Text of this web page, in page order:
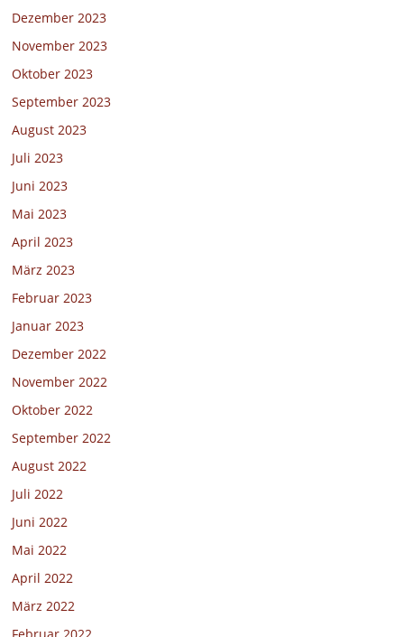
Dezember 2023
November 2023
Oktober 2023
September 2023
August 2023
Juli 2023
Juni 2023
Mai 2023
April 2023
März 2023
Februar 2023
Januar 2023
Dezember 2022
November 2022
Oktober 2022
September 2022
August 2022
Juli 2022
Juni 2022
Mai 2022
April 2022
März 2022